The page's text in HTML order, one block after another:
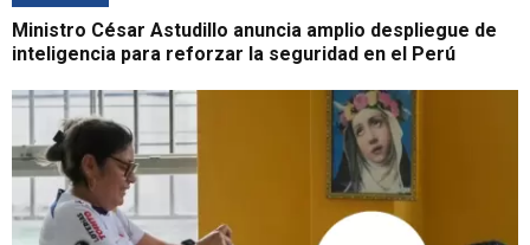
Ministro César Astudillo anuncia amplio despliegue de
inteligencia para reforzar la seguridad en el Perú